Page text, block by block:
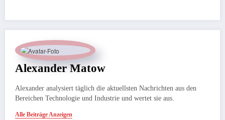
Alexander Matow
Alexander analysiert täglich die aktuellsten Nachrichten aus den
Bereichen Technologie und Industrie und wertet sie aus.
Alle Beiträge Anzeigen